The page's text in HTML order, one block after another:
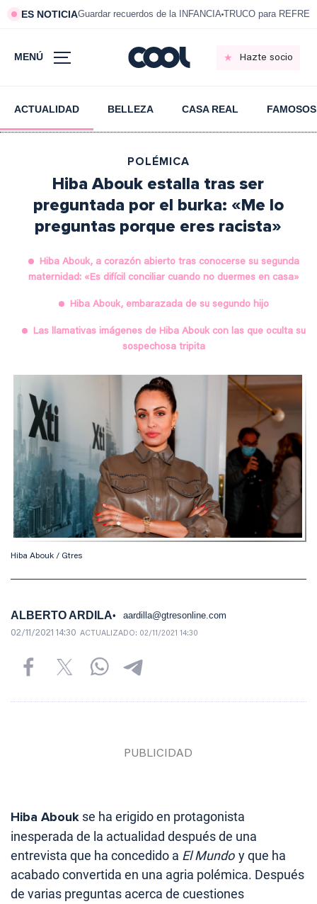
ES NOTICIAGuardar recuerdos de la INFANCIA TRUCO para
MENÚ Hazte socio
ACTUALIDAD BELLEZA CASA REAL FAMOSOS
POLÉMICA
Hiba Abouk estalla tras ser
preguntada por el burka: «Me lo
preguntas porque eres racista»
Hiba Abouk, a corazón abierto tras conocerse su segunda
maternidad: «Es difícil conciliar cuando no duermes en casa»
Hiba Abouk, embarazada de su segundo hijo
Las llamativas imágenes de Hiba Abouk con las que oculta su
sospechosa tripita
Hiba Abouk / Gtres
ALBERTO ARDILA aardilla@gtresonline.com
02/11/2021 14:30 ACTUALIZADO: 02/11/2021 14:30
Hiba Abouk se ha erigido en protagonista
inesperada de la actualidad después de una
entrevista que ha concedido a El Mundo y que ha
acabado convertida en una agria polémica. Después
de varias preguntas acerca de cuestiones